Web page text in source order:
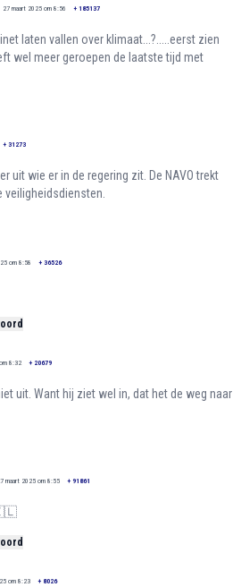
27 maart 2025 om 8:56 + 185137
laten vallen over klimaat...?.....eerst zien
wel meer geroepen de laatste tijd met
+ 31273
uit wie er in de regering zit. De NAVO trekt
veiligheidsdiensten.
om 8:58 + 36526
8:32 + 20679
uit. Want hij ziet wel in, dat het de weg naar
maart 2025 om 8:55 + 91861
om 8:23 + 8026